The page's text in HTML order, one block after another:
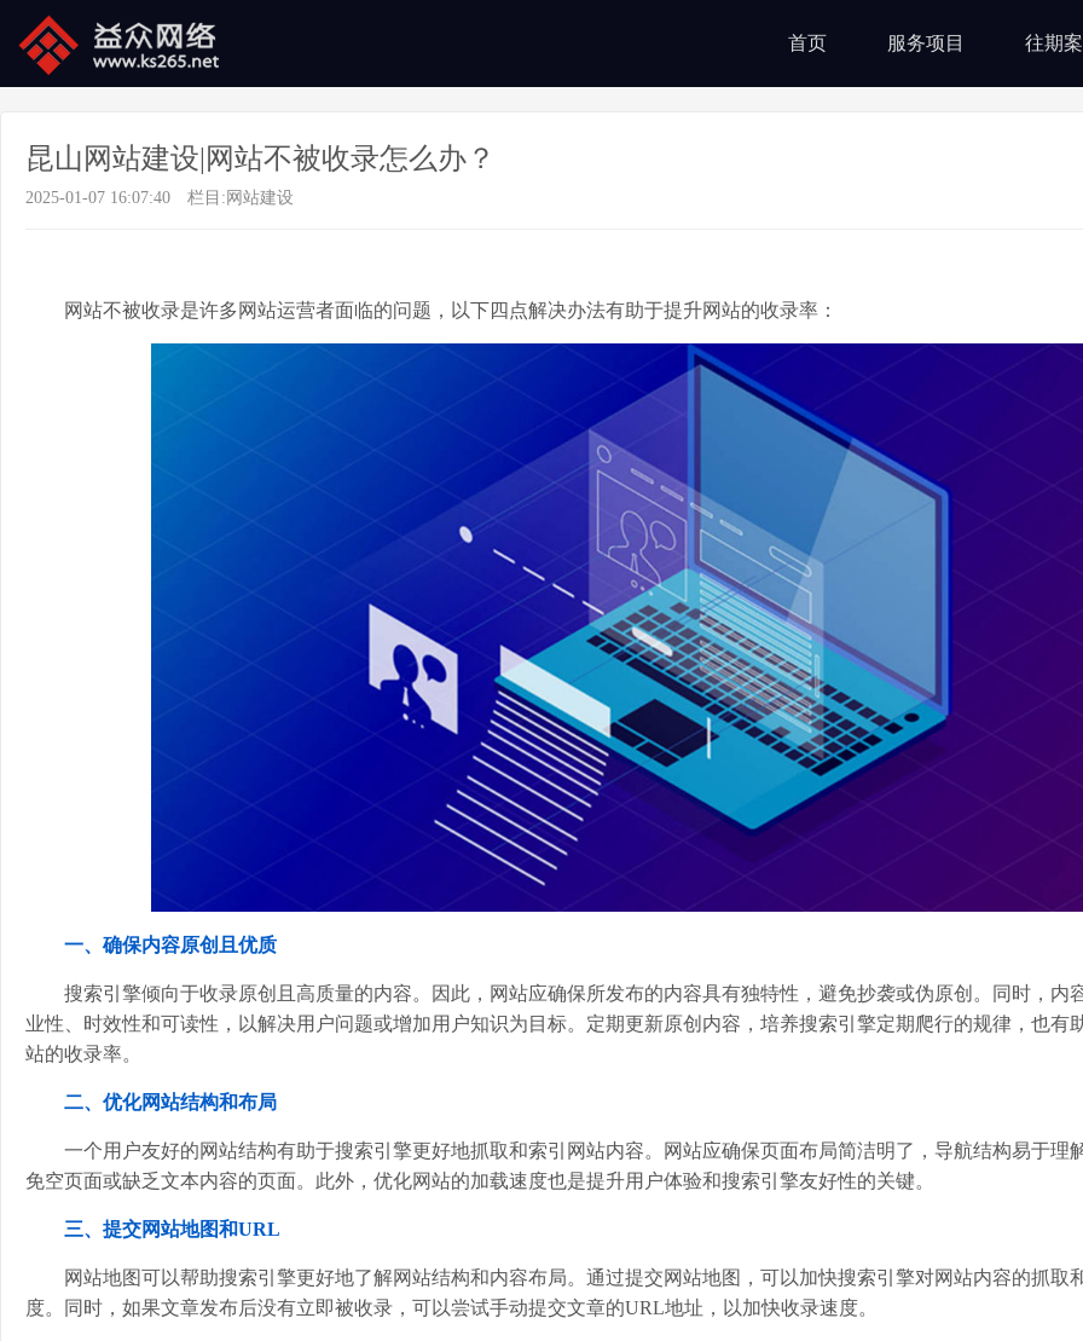
首页 服务项目 往期
昆山网站建设|网站不被收录怎么办？
2025-01-07 16:07:40 栏目: 网站建设
网站不被收录是许多网站运营者面临的问题，以下四点解决办法有助于提升网站的收录率：
一、确保内容原创且优质
搜索引擎倾向于收录原创且高质量的内容。因此，网站应确保所发布的内容具有独特性，避免抄袭或伪原创。同时，内
业性、时效性和可读性，以解决用户问题或增加用户知识为目标。定期更新原创内容，培养搜索引擎定期爬行的规律，也有
站的收录率。
二、优化网站结构和布局
一个用户友好的网站结构有助于搜索引擎更好地抓取和索引网站内容。网站应确保页面布局简洁明了，导航结构易于理
免空页面或缺乏文本内容的页面。此外，优化网站的加载速度也是提升用户体验和搜索引擎友好性的关键。
三、提交网站地图和URL
网站地图可以帮助搜索引擎更好地了解网站结构和内容布局。通过提交网站地图，可以加快搜索引擎对网站内容的抓取
度。同时，如果文章发布后没有立即被收录，可以尝试手动提交文章的URL地址，以加快收录速度。